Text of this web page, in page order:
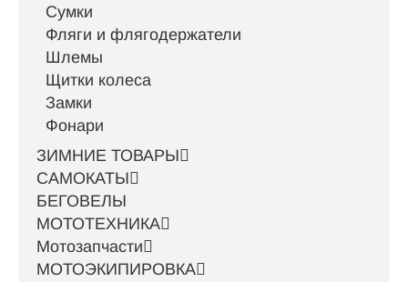
Сумки
Фляги и флягодержатели
Шлемы
Щитки колеса
Замки
Фонари
ЗИМНИЕ ТОВАРЫ
САМОКАТЫ
БЕГОВЕЛЫ
МОТОТЕХНИКА
Мотозапчасти
МОТОЭКИПИРОВКА